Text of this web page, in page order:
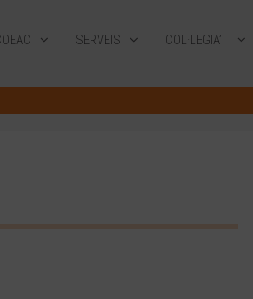
SERVEIS COL·LEGIA’T